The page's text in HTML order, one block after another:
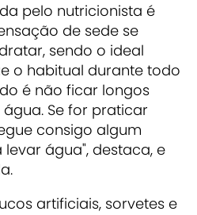
pelo nutricionista é
de sede se
sendo o ideal
o habitual durante todo
é não ficar longos
Se for praticar
consigo algum
água", destaca, e
artificiais, sorvetes e